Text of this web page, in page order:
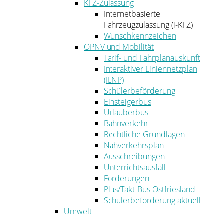
KFZ-Zulassung
Internetbasierte
Fahrzeugzulassung (i-KFZ)
Wunschkennzeichen
ÖPNV und Mobilität
Tarif- und Fahrplanauskunft
Interaktiver Liniennetzplan
(ILNP)
Schülerbeförderung
Einsteigerbus
Urlauberbus
Bahnverkehr
Rechtliche Grundlagen
Nahverkehrsplan
Ausschreibungen
Unterrichtsausfall
Förderungen
Plus/Takt-Bus Ostfriesland
Schülerbeförderung aktuell
Umwelt